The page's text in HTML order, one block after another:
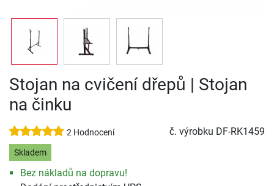
Stojan na cvičení dřepů | Stojan
na činku
2 Hodnocení č. výrobku DF-RK1459
Skladem
Bez nákladů na dopravu!